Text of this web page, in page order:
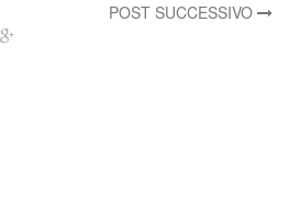
POST SUCCESSIVO